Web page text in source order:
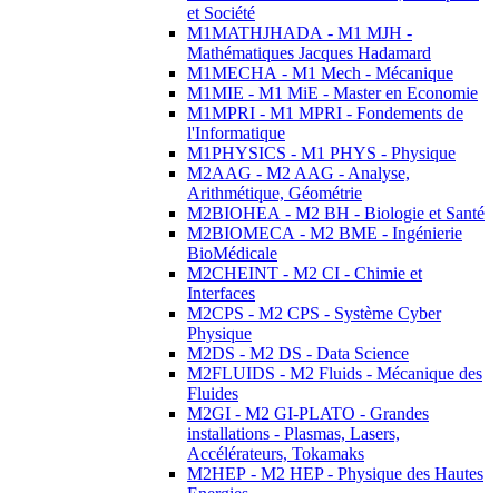
et Société
M1MATHJHADA - M1 MJH -
Mathématiques Jacques Hadamard
M1MECHA - M1 Mech - Mécanique
M1MIE - M1 MiE - Master en Economie
M1MPRI - M1 MPRI - Fondements de
l'Informatique
M1PHYSICS - M1 PHYS - Physique
M2AAG - M2 AAG - Analyse,
Arithmétique, Géométrie
M2BIOHEA - M2 BH - Biologie et Santé
M2BIOMECA - M2 BME - Ingénierie
BioMédicale
M2CHEINT - M2 CI - Chimie et
Interfaces
M2CPS - M2 CPS - Système Cyber
Physique
M2DS - M2 DS - Data Science
M2FLUIDS - M2 Fluids - Mécanique des
Fluides
M2GI - M2 GI-PLATO - Grandes
installations - Plasmas, Lasers,
Accélérateurs, Tokamaks
M2HEP - M2 HEP - Physique des Hautes